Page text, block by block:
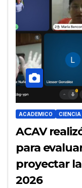
ACADEMICO CIENCIA
ACAV
para
proyectar
2026